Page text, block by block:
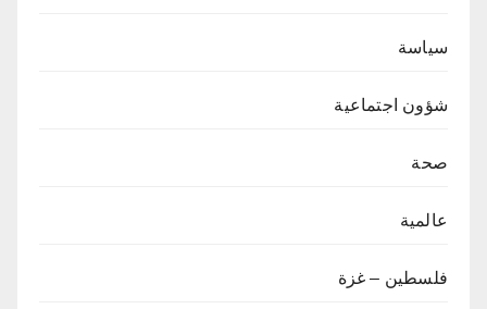
سياسة
شؤون اجتماعية
صحة
عالمية
فلسطين – غزة